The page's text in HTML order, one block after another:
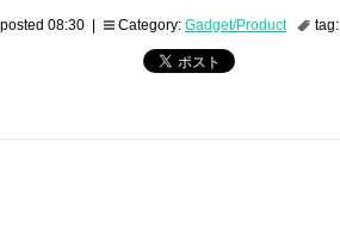
posted 08:30 | Category: Gadget/Product tag: